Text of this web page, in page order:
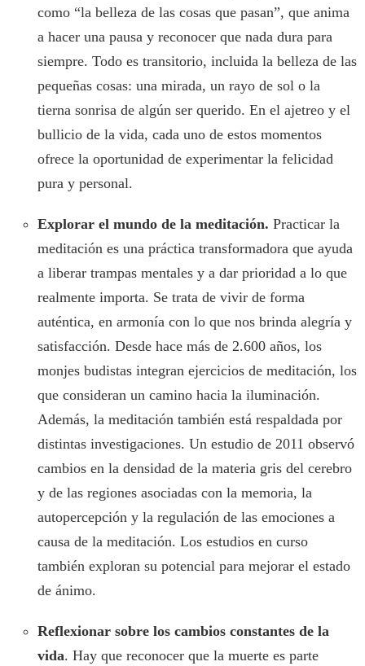
como “la belleza de las cosas que pasan”, que anima
a hacer una pausa y reconocer que nada dura para
siempre. Todo es transitorio, incluida la belleza de las
pequeñas cosas: una mirada, un rayo de sol o la
tierna sonrisa de algún ser querido. En el ajetreo y el
bullicio de la vida, cada uno de estos momentos
ofrece la oportunidad de experimentar la felicidad
pura y personal.
Explorar el mundo de la meditación. Practicar la
meditación es una práctica transformadora que ayuda
a liberar trampas mentales y a dar prioridad a lo que
realmente importa. Se trata de vivir de forma
auténtica, en armonía con lo que nos brinda alegría y
satisfacción. Desde hace más de 2.600 años, los
monjes budistas integran ejercicios de meditación, los
que consideran un camino hacia la iluminación.
Además, la meditación también está respaldada por
distintas investigaciones. Un estudio de 2011 observó
cambios en la densidad de la materia gris del cerebro
y de las regiones asociadas con la memoria, la
autopercepción y la regulación de las emociones a
causa de la meditación. Los estudios en curso
también exploran su potencial para mejorar el estado
de ánimo.
Reflexionar sobre los cambios constantes de la
vida. Hay que reconocer que la muerte es parte